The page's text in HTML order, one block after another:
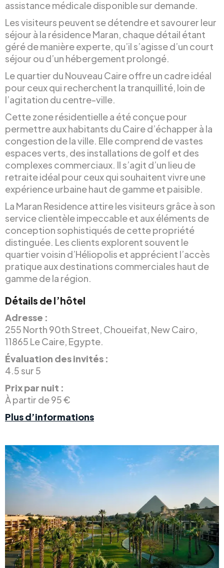
assistance médicale disponible sur demande.
Les visiteurs peuvent se détendre et savourer leur
séjour à la résidence Maran, chaque détail étant
géré de manière experte, qu’il s’agisse d’un court
séjour ou d’un hébergement prolongé.
Le quartier du Nouveau Caire offre un cadre idéal
pour ceux qui recherchent la tranquillité, loin de
l’agitation du centre-ville.
Cette zone résidentielle a été conçue pour
permettre aux habitants du Caire d’échapper à la
congestion de la ville. Elle comprend de vastes
espaces verts, des installations de golf et des
complexes commerciaux. Il s’agit d’un lieu de
retraite idéal pour ceux qui souhaitent vivre une
expérience urbaine haut de gamme et paisible.
La Maran Residence attire les visiteurs grâce à son
service clientèle impeccable et aux éléments de
conception sophistiqués de cette propriété
distinguée. Les clients explorent souvent le
quartier voisin d’Héliopolis et apprécient l’accès
pratique aux destinations commerciales haut de
gamme de la région.
Détails de l’hôtel
Adresse :
255 North 90th Street, Choueifat, New Cairo,
11865 Le Caire, Egypte.
Évaluation des invités :
4.5 sur 5
Prix par nuit :
À partir de 95 €
Plus d’informations